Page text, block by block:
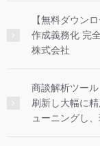
【無料ダウン
作成義務化 完
株式会社
商談解析ツー
刷新し大幅に
ューニングし